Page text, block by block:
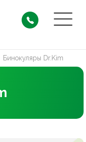
Бинокуляры Dr.Kim